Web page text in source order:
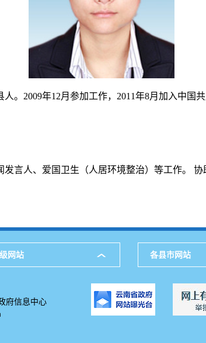
。2009年12月参加工作，2011年8月加入中国
言人、爱国卫生（人居环境整治）等工作。 协
网站 各县市网站
府信息中心